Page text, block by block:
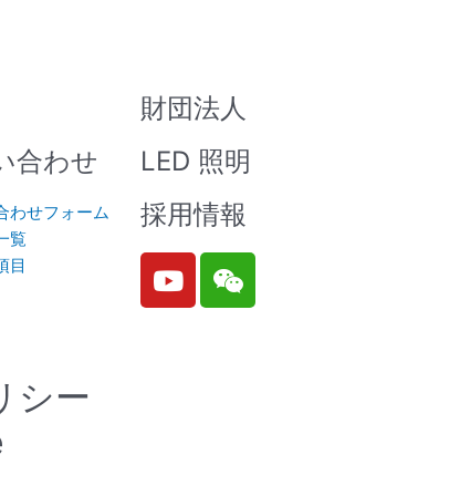
合わせ
わせフォーム
覧
目
財団法人
LED 照明
採用情報
Y
o
W
e
シー